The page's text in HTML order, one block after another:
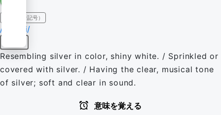
IPA（発音記号）
/ˈsɪlvəɹi/
Resembling silver in color, shiny white. / Sprinkled or
covered with silver. / Having the clear, musical tone
of silver; soft and clear in sound.
意味を覚える